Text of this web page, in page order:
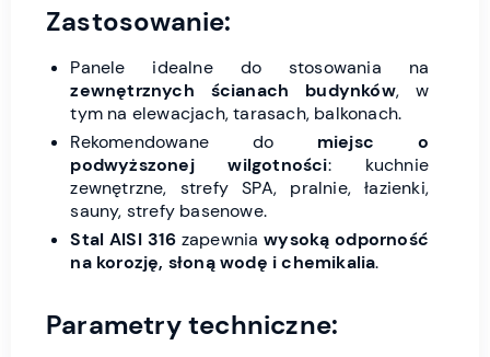
Zastosowanie:
Panele idealne do stosowania na
zewnętrznych ścianach budynków, w
tym na elewacjach, tarasach, balkonach.
Rekomendowane do miejsc o
podwyższonej wilgotności: kuchnie
zewnętrzne, strefy SPA, pralnie, łazienki,
sauny, strefy basenowe.
Stal AISI 316 zapewniawysoką odporność
na korozję, słoną wodę i chemikalia.
Parametry techniczne: